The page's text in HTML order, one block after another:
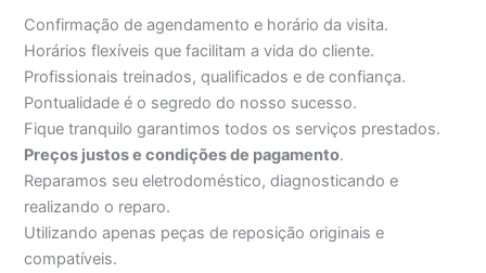
Confirmação de agendamento e horário da visita.
Horários flexíveis que facilitam a vida do cliente.
Profissionais treinados, qualificados e de confiança.
Pontualidade é o segredo do nosso sucesso.
Fique tranquilo garantimos todos os serviços prestados.
Preços justos e condições de pagamento.
Reparamos seu eletrodoméstico, diagnosticando e
realizando o reparo.
Utilizando apenas peças de reposição originais e
compatíveis.